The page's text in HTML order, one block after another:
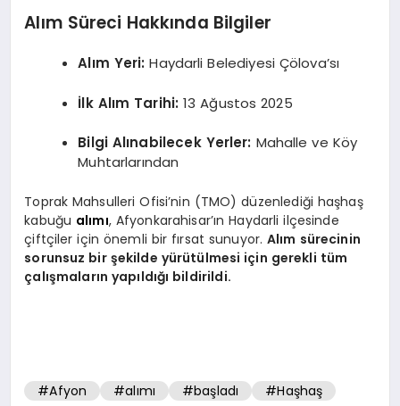
Alım Süreci Hakkında Bilgiler
Alım Yeri: Haydarli Belediyesi Çölova’sı
İlk Alım Tarihi: 13 Ağustos 2025
Bilgi Alınabilecek Yerler: Mahalle ve Köy
Muhtarlarından
Toprak Mahsulleri Ofisi’nin (TMO) düzenlediği haşhaş
kabuğu alımı, Afyonkarahisar’ın Haydarli ilçesinde
çiftçiler için önemli bir fırsat sunuyor.Alım sürecinin
sorunsuz bir şekilde yürütülmesi için gerekli tüm
çalışmaların yapıldığı bildirildi.
#Afyon #alımı #başladı
#Haşhaş